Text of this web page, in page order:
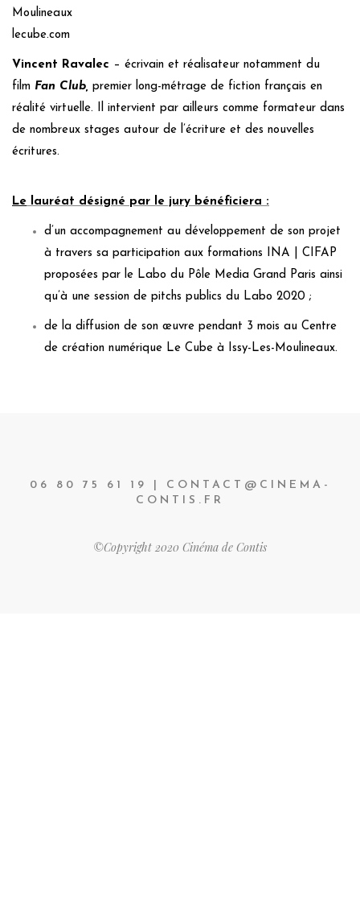
Moulineaux
lecube.com
Vincent Ravalec – écrivain et réalisateur notamment du
film Fan Club, premier long-métrage de fiction français en
réalité virtuelle. Il intervient par ailleurs comme formateur dans
de nombreux stages autour de l’écriture et des nouvelles
écritures.
Le lauréat désigné par le jury bénéficiera :
d’un accompagnement au développement de son projet
à travers sa participation aux formations INA | CIFAP
proposées par le Labo du Pôle Media Grand Paris ainsi
qu’à une session de pitchs publics du Labo 2020 ;
de la diffusion de son œuvre pendant 3 mois au Centre
de création numérique Le Cube à Issy-Les-Moulineaux.
06 80 75 61 19 | CONTACT@CINEMA-
CONTIS.FR
©Copyright 2020 Cinéma de Contis